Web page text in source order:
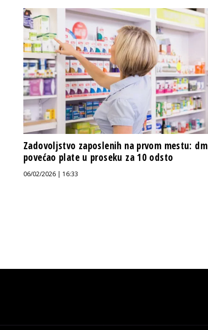
Zadovoljstvo zaposlenih na prvom mestu: dm
povećao plate u proseku za 10 odsto
06/02/2026 | 16:33